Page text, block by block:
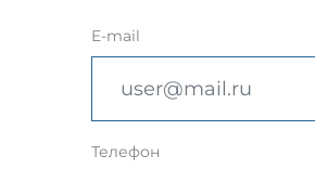
E-mail
Телефон